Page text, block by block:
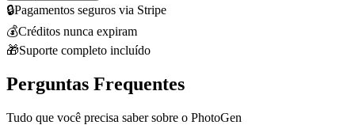
🔒Pagamentos seguros via Stripe
💰Créditos nunca expiram
🎁Suporte completo incluído
Perguntas Frequentes
Tudo que você precisa saber sobre o PhotoGen